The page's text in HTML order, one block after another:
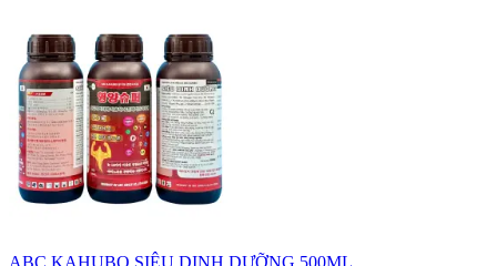
ABC KAHUBO SIÊU DINH DƯỠNG 500ML